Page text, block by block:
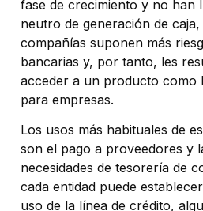
fase de crecimiento y no han
neutro de generación de
compañías suponen más
bancarias y, por tanto, les
acceder a un producto como
para empresas.
Los usos más habituales de
son el pago a proveedores y
necesidades de tesorería de
cada entidad puede
uso de la línea de crédito,